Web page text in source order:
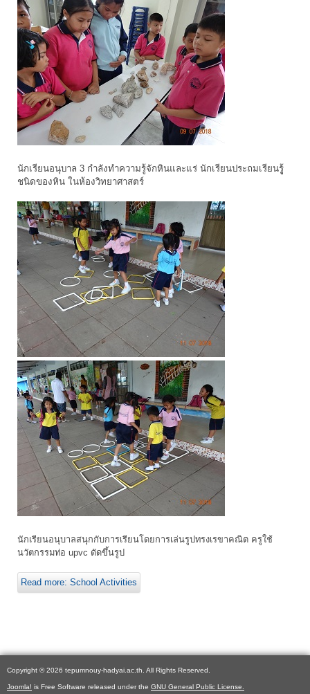
นักเรียนอนุบาล 3 กำลังทำความรู้จักหินและแร่ นักเรียนประถมเรียนรูู้
ชนิดของหิน ในห้องวิทยาศาสตร์
นักเรียนอนุบาลสนุกกับการเรียนโดยการเล่นรูปทรงเรขาคณิต ครูใช้
นวัตกรรมท่อ upvc ดัดขึ้นรูป
Read more: School Activities
Copyright © 2026 tepumnouy-hadyai.ac.th. All Rights Reserved.
Joomla! is Free Software released under the GNU General Public License.